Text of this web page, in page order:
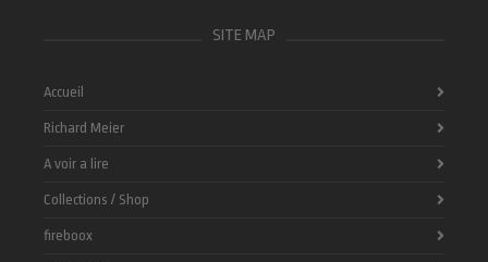
SITE MAP
Accueil
Richard Meier
A voir a lire
Collections / Shop
fireboox